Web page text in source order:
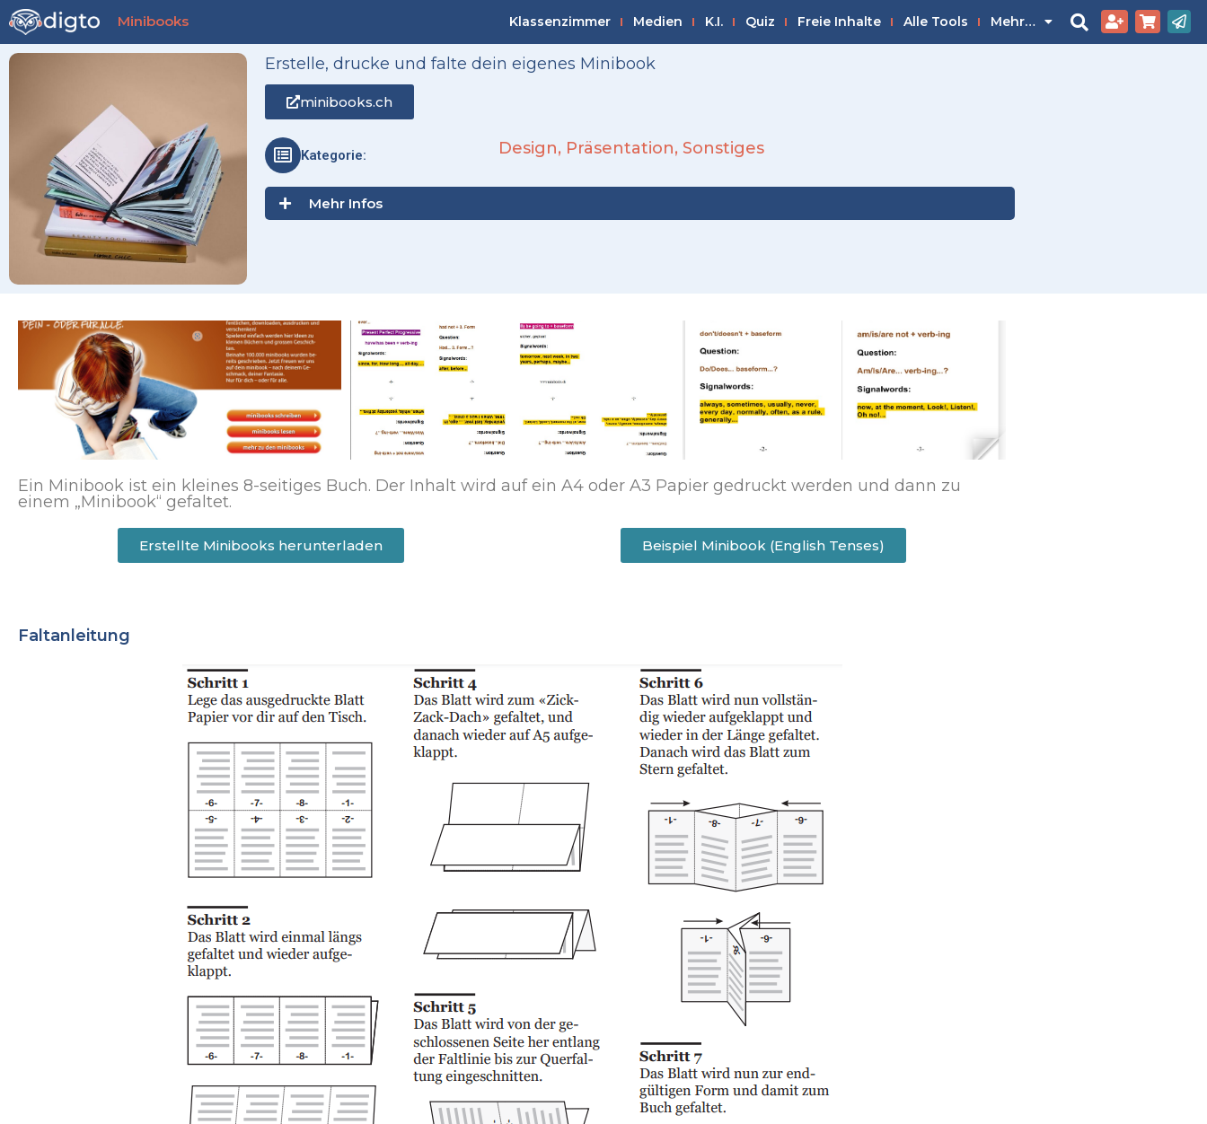
Zum
Inhalt
springen
Minibooks Klassenzimmer Medien K.I. Quiz Freie Inhalte Alle Tools Mehr…
Erstelle, drucke und falte dein eigenes Minibook
minibooks.ch
Kategorie: Design, Präsentation, Sonstiges
Mehr Infos
Ein Minibook ist ein kleines 8-seitiges Buch. Der Inhalt wird auf ein A4 oder A3 Papier gedruckt werden und dann zu
einem „Minibook“ gefaltet.
Erstellte Minibooks herunterladen Beispiel Minibook (English Tenses)
Faltanleitung